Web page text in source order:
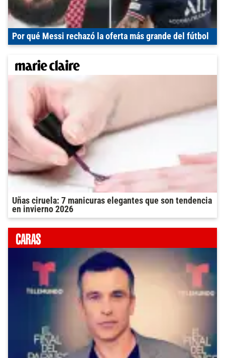
Por qué Messi rechazó la oferta más grande del fútbol
Uñas ciruela: 7 manicuras elegantes que son tendencia
en invierno 2026